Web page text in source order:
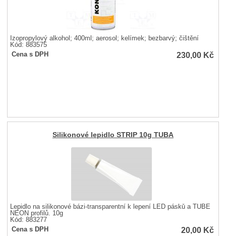
Izopropylový alkohol; 400ml; aerosol; kelímek; bezbarvý; čištění
Kód: 883575
Cena s DPH
230,00 Kč
Silikonové lepidlo STRIP 10g TUBA
Lepidlo na silikonové bázi-transparentní k lepení LED pásků a TUBE
NEON profilů. 10g
Kód: 883277
Cena s DPH
20,00 Kč